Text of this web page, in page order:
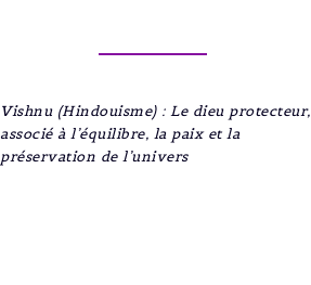
Vishnu (Hindouisme) : Le dieu protecteur,
associé à l’équilibre, la paix et la
préservation de l’univers